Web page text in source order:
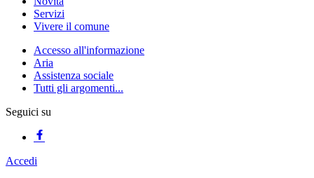
Servizi
Vivere il comune
Accesso all'informazione
Aria
Assistenza sociale
Tutti gli argomenti...
Seguici su
Accedi